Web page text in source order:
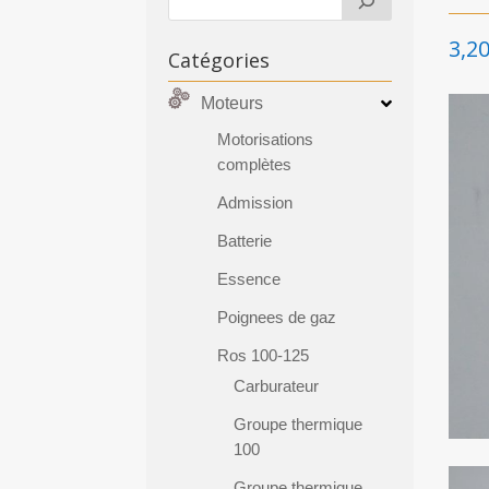
Catégories
Moteurs
Motorisations
complètes
Admission
Batterie
Essence
Poignees de gaz
Ros 100-125
Carburateur
Groupe thermique
100
3,20